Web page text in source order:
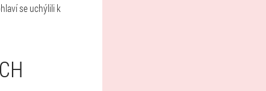
se uchýlili k